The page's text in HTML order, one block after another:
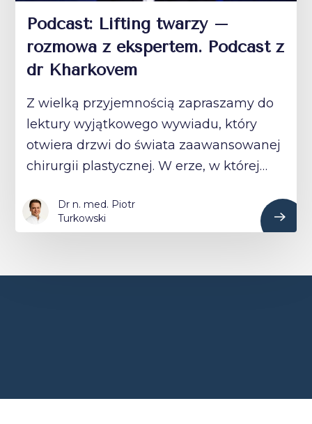
Podcast: Lifting twarzy –
rozmowa z ekspertem. Podcast z
dr Kharkovem
Z wielką przyjemnością zapraszamy do
lektury wyjątkowego wywiadu, który
otwiera drzwi do świata zaawansowanej
chirurgii plastycznej. W erze, w której…
Dr n. med. Piotr
Turkowski